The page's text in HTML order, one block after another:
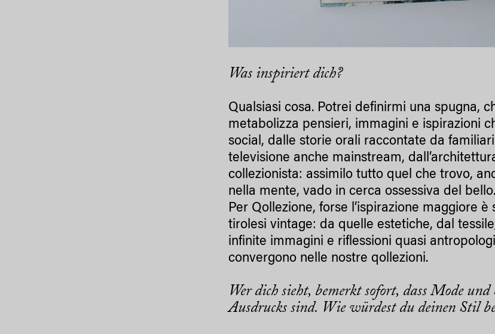
Was inspiriert dich?
Qualsiasi cosa. Potrei definirmi una spugna,
metabolizza pensieri, immagini e ispirazioni
social, dalle storie orali raccontate da
televisione anche mainstream,
collezionista: assimilo tutto quel che trovo,
nella mente, vado in cerca ossessiva del
Per Qollezione, forse l’ispirazione maggiore
tirolesi vintage: da quelle estetiche, dal
infinite immagini e riflessioni quasi
convergono nelle nostre qollezioni.
Wer dich sieht, bemerkt sofort, dass Mode
Ausdrucks sind. Wie würdest du deinen Stil